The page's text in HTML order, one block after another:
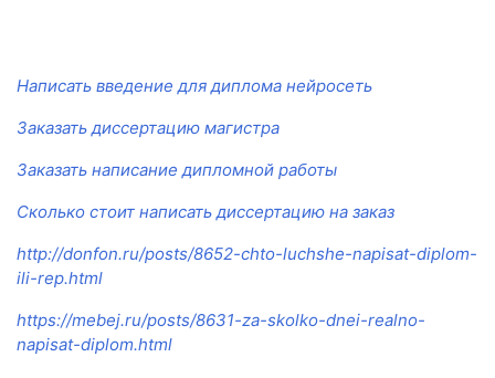
Написать введение для диплома нейросеть
Заказать диссертацию магистра
Заказать написание дипломной работы
Сколько стоит написать диссертацию на заказ
http://donfon.ru/posts/8652-chto-luchshe-napisat-diplom-
ili-rep.html
https://mebej.ru/posts/8631-za-skolko-dnei-realno-
napisat-diplom.html